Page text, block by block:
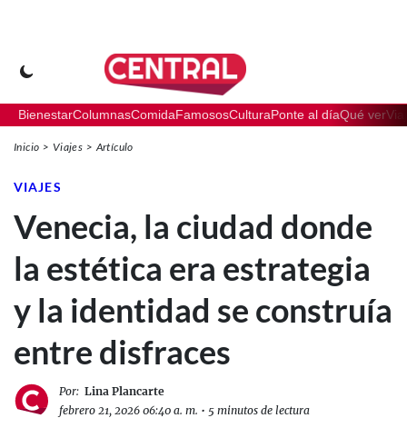
BienestarColumnasComidaFamososCulturaPonte al díaQué ver
Inicio Viajes Artículo
VIAJES
Venecia, la ciudad donde
la estética era estrategia
y la identidad se construía
entre disfraces
Por: Lina Plancarte
febrero 21, 2026 06:40 a. m. • 5 minutos de lectura